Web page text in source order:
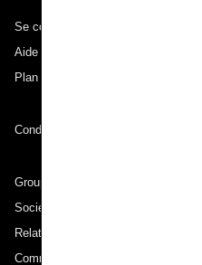
Se connecter à ANA
Aide technique (Accessibilité)
Plan du site
Conditions de transport
Groupe ANA
Sociétés du groupe
Relations avec les investisseurs
Communiqué de presse